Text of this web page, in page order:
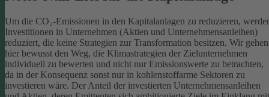
Um die CO₂-Emissionen in den Kapitalanlagen zu reduzieren,
Investitionen in Unternehmen (Aktien und Unternehmensanleihen)
reduziert, die keine Strategien zur Transformation besitzen. Wir gehen
hier bewusst den Weg, die Klimastrategien der Zielunternehmen
individuell zu bewerten und nicht nur Emissionswerte zu betrachten,
da in der Konsequenz sonst nur in kohlenstoffarme Sektoren zu
investieren wäre. Der Anteil der investierten Unternehmensanleihen